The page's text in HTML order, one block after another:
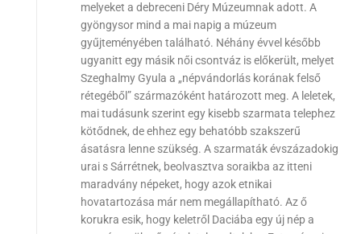
melyeket a debreceni Déry Múzeumnak adott. A
gyöngysor mind a mai napig a múzeum
gyűjteményében található. Néhány évvel később
ugyanitt egy másik női csontváz is előkerült, melyet
Szeghalmy Gyula a „népvándorlás korának felső
rétegéből” származóként határozott meg. A leletek,
mai tudásunk szerint egy kisebb szarmata telephez
kötődnek, de ehhez egy behatóbb szakszerű
ásatásra lenne szükség. A szarmaták évszázadokig
urai s Sárrétnek, beolvasztva soraikba az itteni
maradvány népeket, hogy azok etnikai
hovatartozása már nem megállapítható. Az ő
korukra esik, hogy keletről Daciába egy új nép a